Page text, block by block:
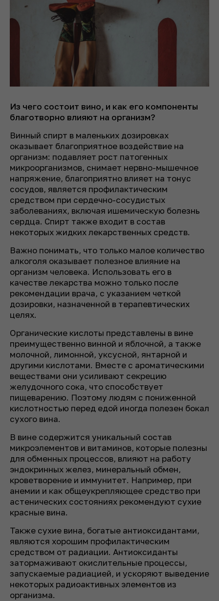
Из чего состоит вино, и как его компоненты
благотворно влияют на организм?
Винный спирт в маленьких дозировках
оказывает благоприятное воздействие на
организм: подавляет рост патогенных
микроорганизмов, снимает нервно-мышечное
напряжение, благоприятно влияет на тонус
сосудов, является профилактическим
средством при сердечно-сосудистых
заболеваниях, включая ишемическую болезнь
сердца. Спирт также входит в состав
некоторых жидких лекарственных средств.
Важно понимать, что только малое количество
алкоголя оказывает полезное влияние на
организм человека. Использовать его в
качестве лекарства можно только после
рекомендации врача, с указанием четкой
дозировки, назначенной в терапевтических
целях.
Органические кислоты представлены в вине
преимуще­ственно винной и яблочной, а также
молочной, лимонной, ук­сусной, янтарной и
другими кислотами. Вместе с ароматическими
веществами они усиливают сек­рецию
желудочного сока, что способствует
пищеварению. По­этому людям с пониженной
кислотностью перед едой иногда полезен бокал
сухого вина.
В вине содержится уникальный состав
микроэлементов и витаминов, которые полезны
для обменных процессов, влияют на работу
эндокринных желез, минеральный обмен,
кроветворение и иммунитет. Например, при
анемии и как общеукрепляющее средство при
астенических состояниях рекомендуют сухие
красные вина.
Также сухие вина, богатые антиоксидантами,
являются хорошим профилактическим
средством от радиации. Антиоксиданты
затормаживают окислительные процессы,
запускаемые радиацией, и ускоряют выведение
некоторых радиоактивных элементов из
организма.